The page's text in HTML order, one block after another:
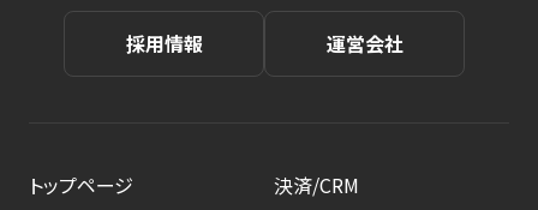
採用情報 運営会社
トップページ
決済/CRM